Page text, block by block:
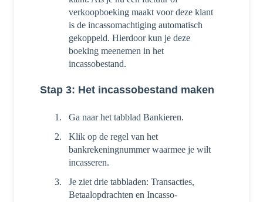
verkoopboeking maakt voor deze klant
is de incassomachtiging automatisch
gekoppeld. Hierdoor kun je deze
boeking meenemen in het
incassobestand.
Stap 3: Het incassobestand maken
Ga naar het tabblad Bankieren.
Klik op de regel van het
bankrekeningnummer waarmee je wilt
incasseren.
Je ziet drie tabbladen: Transacties,
Betaalopdrachten en Incasso-